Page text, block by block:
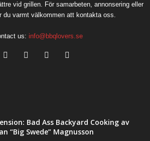
vid grillen. För samarbeten, annonsering eller
du varmt välkommen att kontakta oss.
us: info@bbqlovers.se
Bad Ass Backyard Cooking av
“Big Swede” Magnusson